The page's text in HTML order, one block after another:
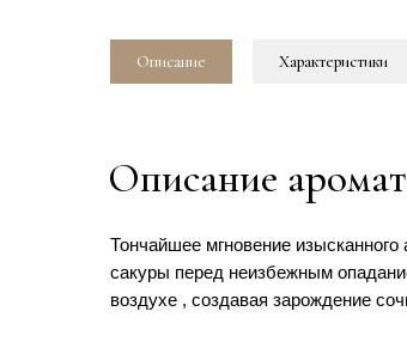
Описание Характеристики
Тончайшее мгновение
сакуры перед неизбежным
воздухе , создавая зарождение
Описание